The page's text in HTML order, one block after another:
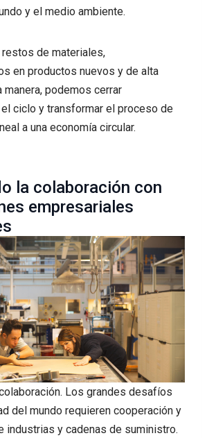
y el medio ambiente.
de materiales,
en productos nuevos y de alta
manera, podemos cerrar
ciclo y transformar el proceso de
a una economía circular.
la colaboración con
empresariales
Los grandes desafíos
del mundo requieren cooperación y
industrias y cadenas de suministro.